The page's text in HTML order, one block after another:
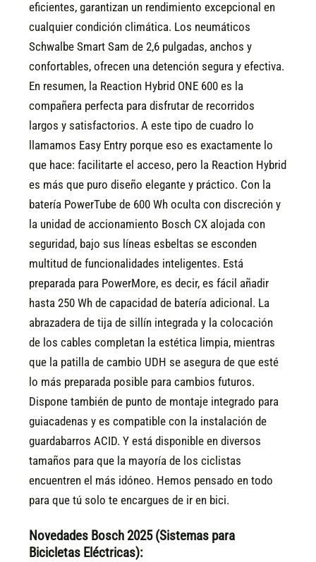
eficientes, garantizan un rendimiento excepcional en
cualquier condición climática. Los neumáticos
Schwalbe Smart Sam de 2,6 pulgadas, anchos y
confortables, ofrecen una detención segura y efectiva.
En resumen, la Reaction Hybrid ONE 600 es la
compañera perfecta para disfrutar de recorridos
largos y satisfactorios. A este tipo de cuadro lo
llamamos Easy Entry porque eso es exactamente lo
que hace: facilitarte el acceso, pero la Reaction Hybrid
es más que puro diseño elegante y práctico. Con la
batería PowerTube de 600 Wh oculta con discreción y
la unidad de accionamiento Bosch CX alojada con
seguridad, bajo sus líneas esbeltas se esconden
multitud de funcionalidades inteligentes. Está
preparada para PowerMore, es decir, es fácil añadir
hasta 250 Wh de capacidad de batería adicional. La
abrazadera de tija de sillín integrada y la colocación
de los cables completan la estética limpia, mientras
que la patilla de cambio UDH se asegura de que esté
lo más preparada posible para cambios futuros.
Dispone también de punto de montaje integrado para
guiacadenas y es compatible con la instalación de
guardabarros ACID. Y está disponible en diversos
tamaños para que la mayoría de los ciclistas
encuentren el más idóneo. Hemos pensado en todo
para que tú solo te encargues de ir en bici.
Novedades Bosch 2025 (Sistemas para
Bicicletas Eléctricas):